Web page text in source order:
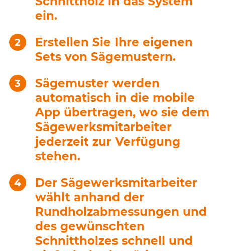
ein.
Erstellen Sie Ihre eigenen
Sets von Sägemustern.
Sägemuster werden
automatisch in die mobile
App übertragen, wo sie dem
Sägewerksmitarbeiter
jederzeit zur Verfügung
stehen.
Der Sägewerksmitarbeiter
wählt anhand der
Rundholzabmessungen und
des gewünschten
Schnittholzes schnell und